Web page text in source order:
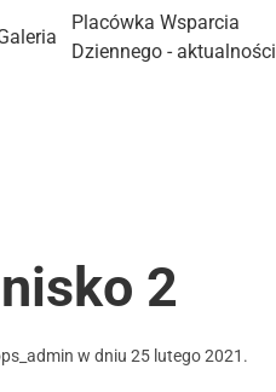
Placówka Wsparcia
Dziennego - aktualności
2
w dniu25 lutego 2021 .